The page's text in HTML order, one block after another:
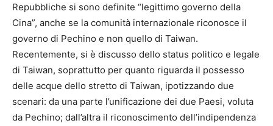
Repubbliche si sono definite “legittimo governo della
Cina”, anche se la comunità internazionale riconosce il
governo di Pechino e non quello di Taiwan.
Recentemente, si è discusso dello status politico e legale
di Taiwan, soprattutto per quanto riguarda il possesso
delle acque dello stretto di Taiwan, ipotizzando due
scenari: da una parte l’unificazione dei due Paesi, voluta
da Pechino; dall’altra il riconoscimento dell’indipendenza